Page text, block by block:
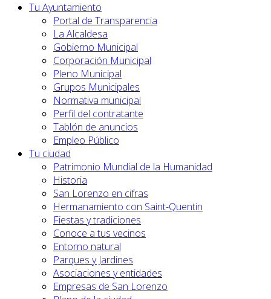
Tu Ayuntamiento
Portal de Transparencia
La Alcaldesa
Gobierno Municipal
Corporación Municipal
Pleno Municipal
Grupos Municipales
Normativa municipal
Perfil del contratante
Tablón de anuncios
Empleo Público
Tu ciudad
Patrimonio Mundial de la Humanidad
Historia
San Lorenzo en cifras
Hermanamiento con Saint-Quentin
Fiestas y tradiciones
Conoce a tus vecinos
Entorno natural
Parques y Jardines
Asociaciones y entidades
Empresas de San Lorenzo